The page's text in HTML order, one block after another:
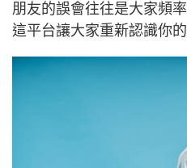
朋友的誤會往往是大家頻
這平台讓大家重新認識你的